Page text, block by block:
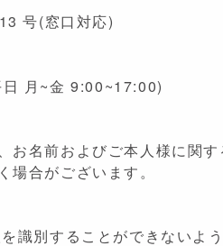
号(窓口対応)
月~金 9:00~17:00)
名前およびご本人様に関
合がございます。
識別することができないよ